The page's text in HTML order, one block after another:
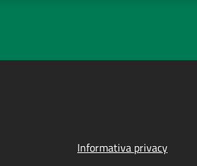
Informativa privacy